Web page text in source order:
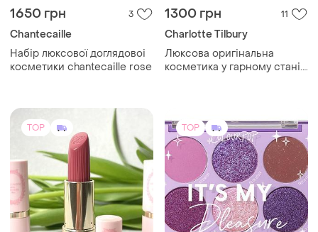
1650 грн 3
Chantecaille
Набір люксової доглядовоі
косметики chantecaille rose
1300 грн 11
Charlotte Tilbury
Люксова оригінальна
косметика у гарному стані.
TOP TOP